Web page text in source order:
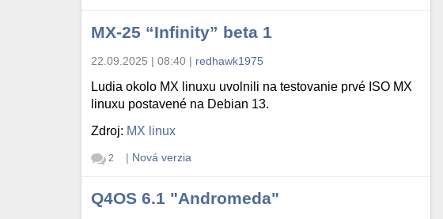
MX-25 “Infinity” beta 1
22.09.2025 | 08:40 | redhawk1975
Ludia okolo MX linuxu uvolnili na testovanie prvé ISO MX
linuxu postavené na Debian 13.
Zdroj: MX linux
2 | Nová verzia
Q4OS 6.1 "Andromeda"